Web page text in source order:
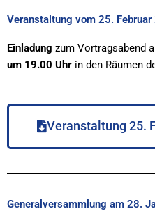
Veranstaltung vom 25. Februar
Einladung zum Vortragsabend
um 19.00 Uhr in den Räumen
Veranstaltung 25.
Generalversammlung am 28.